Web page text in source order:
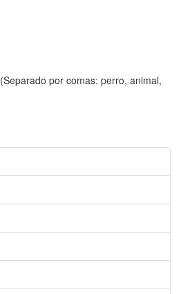
(Separado por comas: perro, animal,